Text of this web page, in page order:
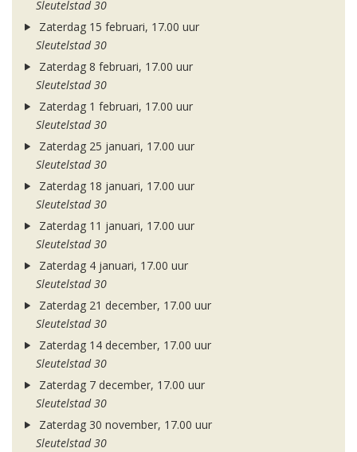
Sleutelstad 30
Zaterdag 15 februari, 17.00 uur
Sleutelstad 30
Zaterdag 8 februari, 17.00 uur
Sleutelstad 30
Zaterdag 1 februari, 17.00 uur
Sleutelstad 30
Zaterdag 25 januari, 17.00 uur
Sleutelstad 30
Zaterdag 18 januari, 17.00 uur
Sleutelstad 30
Zaterdag 11 januari, 17.00 uur
Sleutelstad 30
Zaterdag 4 januari, 17.00 uur
Sleutelstad 30
Zaterdag 21 december, 17.00 uur
Sleutelstad 30
Zaterdag 14 december, 17.00 uur
Sleutelstad 30
Zaterdag 7 december, 17.00 uur
Sleutelstad 30
Zaterdag 30 november, 17.00 uur
Sleutelstad 30